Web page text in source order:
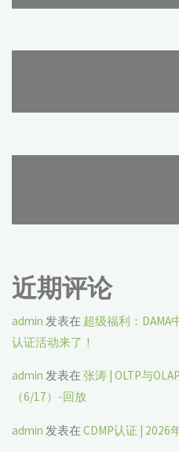
近期评论
admin 发表在 超级福利：DAMA
认证活动来了！
admin 发表在张涛 | OLTP与
（6/17）-回放
admin 发表在CDMP认证 | 2026